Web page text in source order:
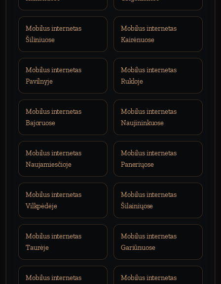
Mobilus internetas
Šiliniuose
Mobilus internetas
Kairėnuose
Mobilus internetas
Pavilnyje
Mobilus internetas
Rukloje
Mobilus internetas
Bajoruose
Mobilus internetas
Naujininkuose
Mobilus internetas
Naujamiesčioje
Mobilus internetas
Paneriųose
Mobilus internetas
Vilkpėdėje
Mobilus internetas
Šilainiųose
Mobilus internetas
Taurėje
Mobilus internetas
Gariūnuose
Mobilus internetas
Mobilus internetas